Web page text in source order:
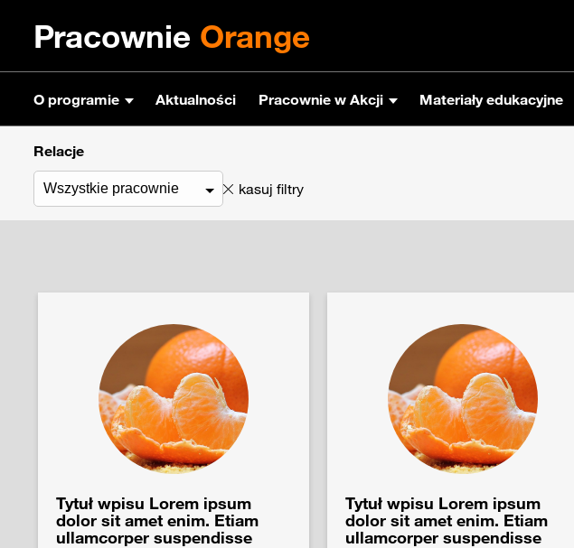
Pracownie Orange
O programie Aktualności Pracownie w Akcji Materiały edukacyjne
Relacje
kasuj filtry
Tytuł wpisu Lorem ipsum
dolor sit amet enim. Etiam
ullamcorper suspendisse
Tytuł wpisu Lorem ipsum
dolor sit amet enim. Etiam
ullamcorper suspendisse